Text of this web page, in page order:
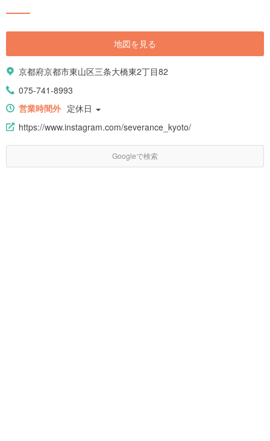
地図を見る
京都府京都市東山区三条大橋東2丁目82
075-741-8993
営業時間外 定休日
https://www.instagram.com/severance_kyoto/
Googleで検索